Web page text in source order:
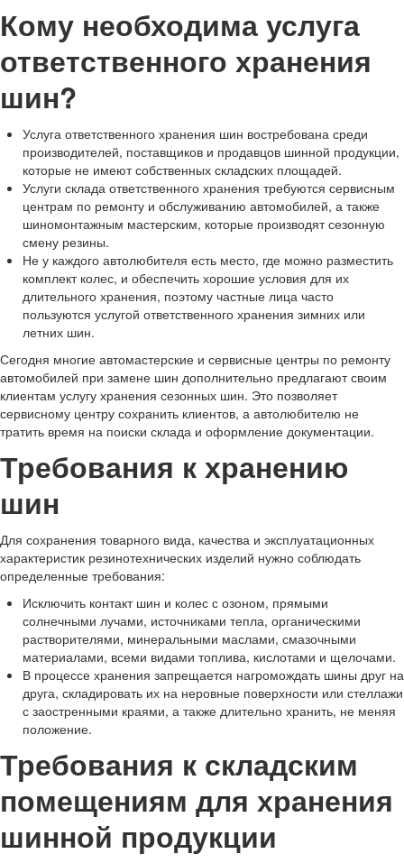
Кому необходима услуга
ответственного хранения
шин?
Услуга ответственного хранения шин востребована среди
производителей, поставщиков и продавцов шинной продукции,
которые не имеют собственных складских площадей.
Услуги склада ответственного хранения требуются сервисным
центрам по ремонту и обслуживанию автомобилей, а также
шиномонтажным мастерским, которые производят сезонную
смену резины.
Не у каждого автолюбителя есть место, где можно разместить
комплект колес, и обеспечить хорошие условия для их
длительного хранения, поэтому частные лица часто
пользуются услугой ответственного хранения зимних или
летних шин.
Сегодня многие автомастерские и сервисные центры по ремонту
автомобилей при замене шин дополнительно предлагают своим
клиентам услугу хранения сезонных шин. Это позволяет
сервисному центру сохранить клиентов, а автолюбителю не
тратить время на поиски склада и оформление документации.
Требования к хранению
шин
Для сохранения товарного вида, качества и эксплуатационных
характеристик резинотехнических изделий нужно соблюдать
определенные требования:
Исключить контакт шин и колес с озоном, прямыми
солнечными лучами, источниками тепла, органическими
растворителями, минеральными маслами, смазочными
материалами, всеми видами топлива, кислотами и щелочами.
В процессе хранения запрещается нагромождать шины друг на
друга, складировать их на неровные поверхности или стеллажи
с заостренными краями, а также длительно хранить, не меняя
положение.
Требования к складским
помещениям для хранения
шинной продукции